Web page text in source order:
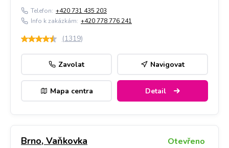
Telefon: +420 731 435 203
Info k zakázkám: +420 778 776 241
(1319)
Zavolat Navigovat
Mapa centra Detail
Brno, Vaňkovka Otevřeno